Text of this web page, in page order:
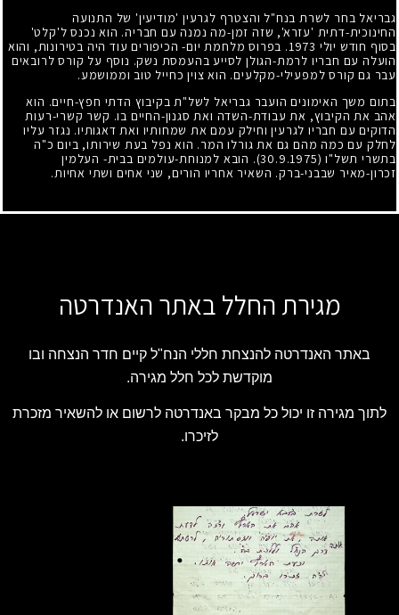
גבריאל בחר לשרת בנח"ל והצטרף לגרעין 'מודיעין' של התנועה
החינוכית-דתית 'עזרא', שזה זמן-מה נמנה עם חבריה. הוא נכנס ל'קלט'
בסוף חודש יולי 1973. בפרוס מלחמת יום- הכיפורים עוד היה בטירונות, והוא
הועלה עם חבריו לרמת-הגולן לסייע בהעמסת נשק. נוסף על קורס לרובאים
עבר גם קורס למפעילי-מקלעים. הוא צוין כחייל טוב וממושמע.
בתום משך האימונים הועבר גבריאל לשל"ת בקיבוץ הדתי חפץ-חיים. הוא
אהב את הקיבוץ, את עבודת-השדה ואת סגנון-החיים בו. קשר קשרי-רעות
הדוקים עם חבריו לגרעין וחילק עמם את שמחותיו ואת דאגותיו. נגזר עליו
לחלק עם כמה מהם גם את גורלו המר. הוא נפל בעת שירותו, ביום כ"ה
בתשרי תשל"ו (30.9.1975)
. הובא למנוחת-עולמים בבית- העלמין
זכרון-מאיר שבבני-ברק. השאיר אחריו הורים, שני אחים ושתי אחיות.
מגירת החלל באתר האנדרטה
באתר האנדרטה להנצחת חללי הנח"ל קיים חדר הנצחה ובו
מוקדשת לכל חלל מגירה.
לתוך מגירה זו יכול כל מבקר באנדרטה לרשום או להשאיר מזכרת
לזיכרו.